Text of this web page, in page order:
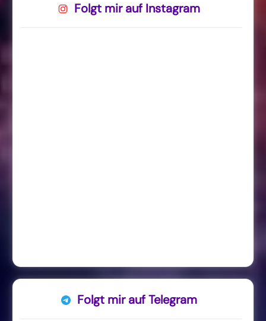
Folgt mir auf Instagram
Folgt mir auf Telegram